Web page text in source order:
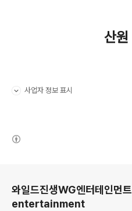
산원
사업자 정보 표시
와일드진생WG엔터테인먼트
entertainment